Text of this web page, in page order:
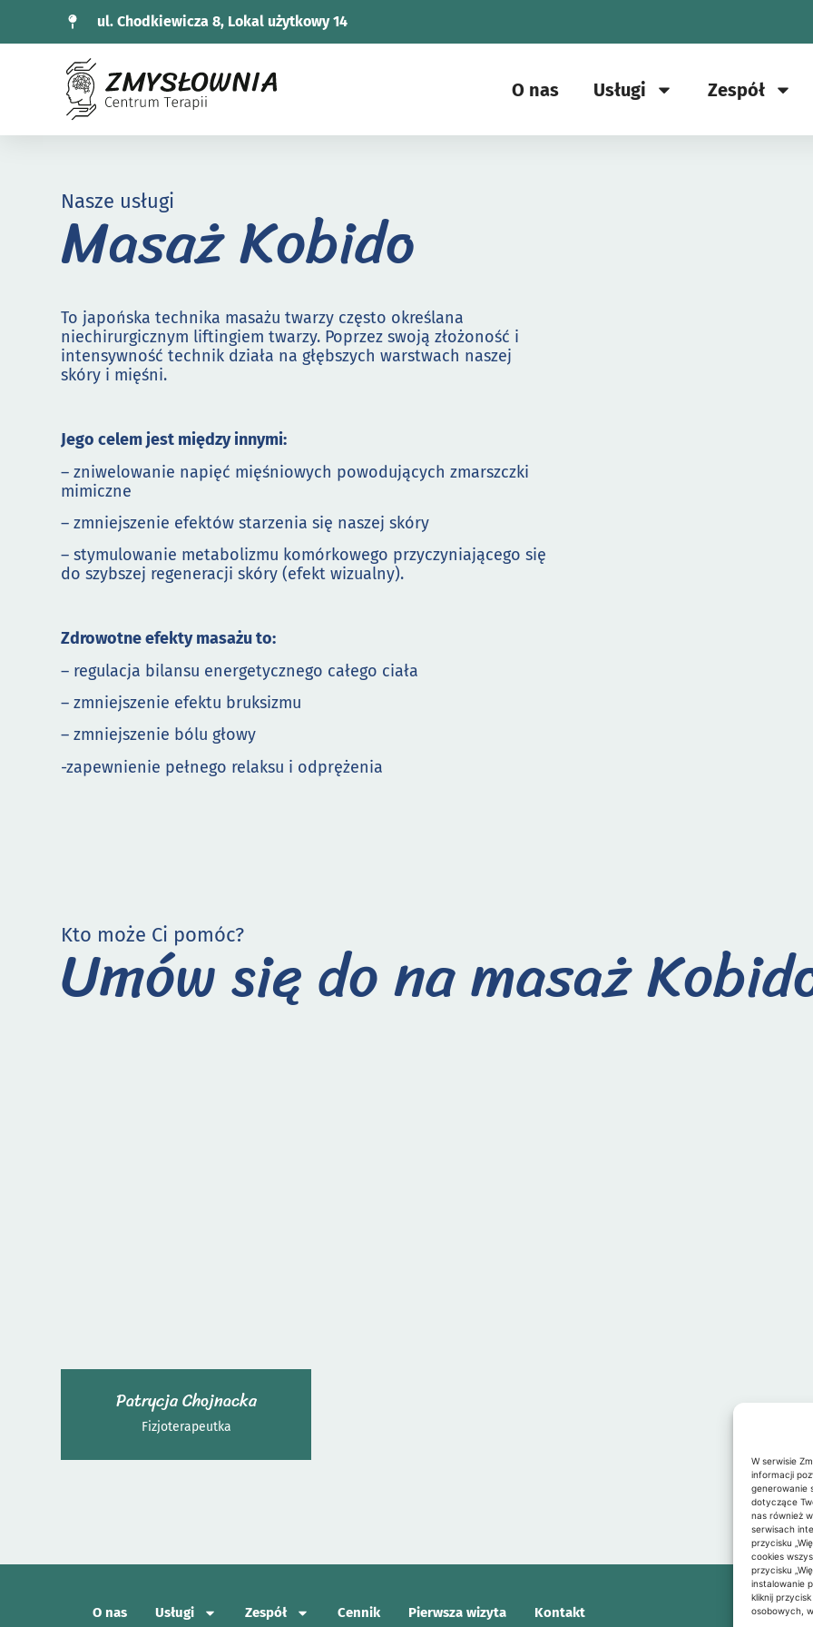
W serwisie
informacji
generowanie
dotyczące
nas również
serwisach
przycisku
cookies
przycisku
instalowanie
kliknij
osobowych,
ul. Chodkiewicza 8, Lokal użytkowy 14
O nas Usługi Zespół
Nasze usługi
Masaż Kobido
To japońska technika masażu twarzy często określana
niechirurgicznym liftingiem twarzy. Poprzez swoją złożoność i
intensywność technik działa na głębszych warstwach naszej
skóry i mięśni.
Jego celem jest między innymi:
– zniwelowanie napięć mięśniowych powodujących zmarszczki
mimiczne
– zmniejszenie efektów starzenia się naszej skóry
– stymulowanie metabolizmu komórkowego przyczyniającego się
do szybszej regeneracji skóry (efekt wizualny).
Zdrowotne efekty masażu to:
– regulacja bilansu energetycznego całego ciała
– zmniejszenie efektu bruksizmu
– zmniejszenie bólu głowy
-zapewnienie pełnego relaksu i odprężenia
Kto może Ci pomóc?
Umów się do na masaż
Patrycja Chojnacka
Fizjoterapeutka
O nas Usługi Zespół Cennik Pierwsza wizyta Kontakt